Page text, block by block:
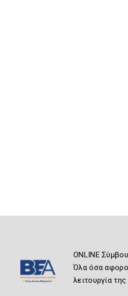
ONLINE
Όλα όσα
λειτουργία